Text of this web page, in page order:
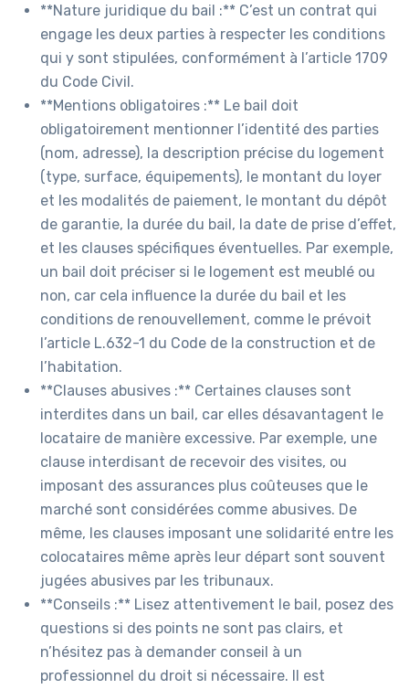
**Nature juridique du bail :** C’est un contrat qui
engage les deux parties à respecter les conditions
qui y sont stipulées, conformément à l’article 1709
du Code Civil.
**Mentions obligatoires :** Le bail doit
obligatoirement mentionner l’identité des parties
(nom, adresse), la description précise du logement
(type, surface, équipements), le montant du loyer
et les modalités de paiement, le montant du dépôt
de garantie, la durée du bail, la date de prise d’effet,
et les clauses spécifiques éventuelles. Par exemple,
un bail doit préciser si le logement est meublé ou
non, car cela influence la durée du bail et les
conditions de renouvellement, comme le prévoit
l’article L.632-1 du Code de la construction et de
l’habitation.
**Clauses abusives :** Certaines clauses sont
interdites dans un bail, car elles désavantagent le
locataire de manière excessive. Par exemple, une
clause interdisant de recevoir des visites, ou
imposant des assurances plus coûteuses que le
marché sont considérées comme abusives. De
même, les clauses imposant une solidarité entre les
colocataires même après leur départ sont souvent
jugées abusives par les tribunaux.
**Conseils :** Lisez attentivement le bail, posez des
questions si des points ne sont pas clairs, et
n’hésitez pas à demander conseil à un
professionnel du droit si nécessaire. Il est